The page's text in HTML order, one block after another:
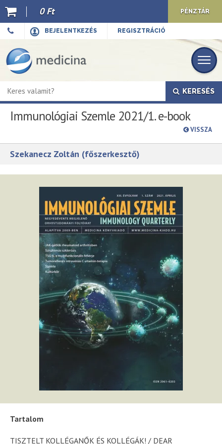
BEJELENTKEZÉS REGISZTRÁCIÓ
0 Ft PÉNZTÁR
KERESÉS
Immunológiai Szemle 2021/1. e-book
Szekanecz Zoltán (főszerkesztő)
VISSZA
Tartalom
TISZTELT KOLLÉGANŐK ÉS KOLLÉGÁK! / DEAR
Ajánló
Kiadványaink
E-book
Újdonságok
Akciók
Hírek